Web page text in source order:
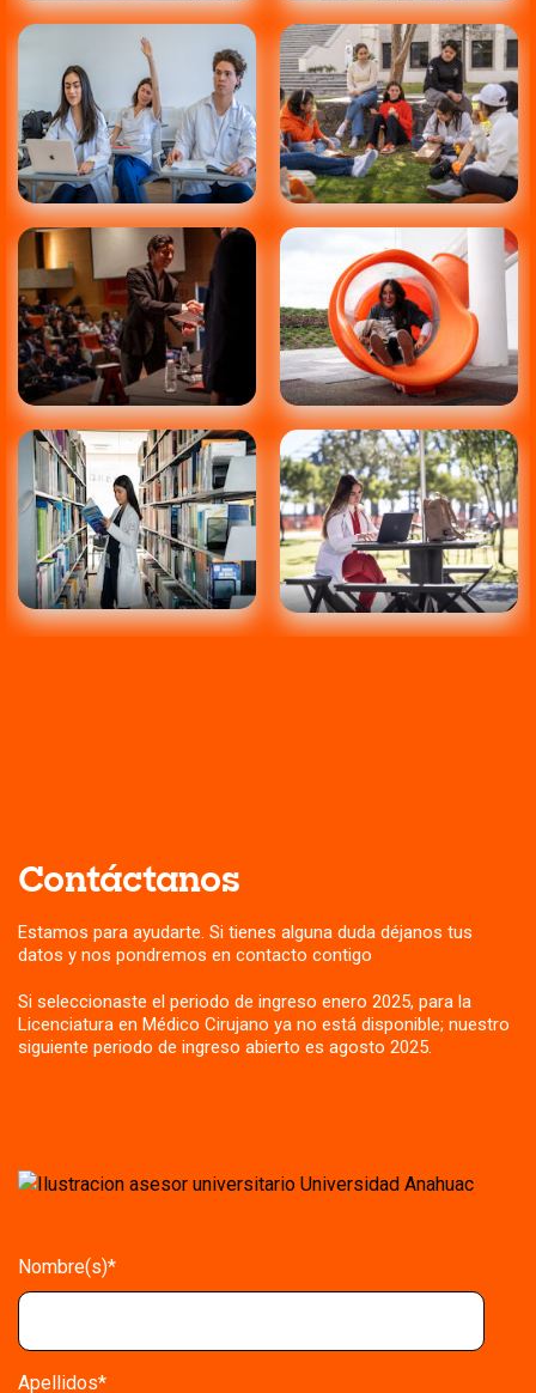
Contáctanos
Estamos para ayudarte. Si tienes alguna duda déjanos tus
datos y nos pondremos en contacto contigo
Si seleccionaste el periodo de ingreso enero 2025, para la
Licenciatura en Médico Cirujano ya no está disponible; nuestro
siguiente periodo de ingreso abierto es agosto 2025.
Nombre(s)*
Apellidos*